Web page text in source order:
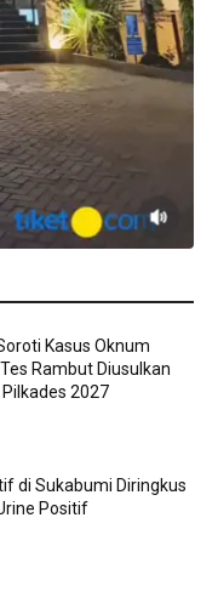
Kasus Oknum
Rambut Diusulkan
2027
di Sukabumi Diringkus
Positif